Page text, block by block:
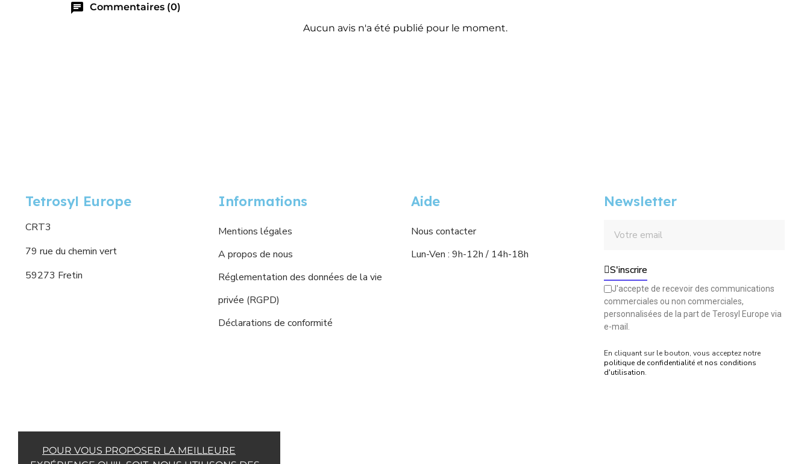
POUR VOUS PROPOSER LA MEILLEURE
chat Commentaires (0)
Aucun avis n'a été publié pour le moment.
Tetrosyl Europe
CRT3
79 rue du chemin vert
59273 Fretin
Informations
Mentions légales
A propos de nous
Réglementation des données de la vie
privée (RGPD)
Déclarations de conformité
Aide
Nous contacter
Lun-Ven : 9h-12h / 14h-18h
Newsletter
S'inscrire
J'accepte de recevoir des communications
commerciales ou non commerciales,
personnalisées de la part de Terosyl Europe via
e-mail.
En cliquant sur le bouton, vous acceptez notre
politique de confidentialité et nos conditions
d'utilisation.